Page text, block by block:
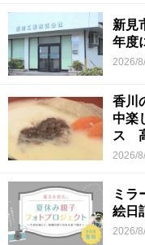
新見
年度
2026/
香川
中楽
ス
2026/
ミラ
絵日
2026/